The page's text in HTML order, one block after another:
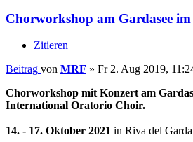
Chorworkshop am Gardasee
Zitieren
Beitrag von MRF » Fr 2. Aug 2019,
Chorworkshop mit Konzert am
International Oratorio Choir.
14. - 17. Oktober 2021 in Riva del